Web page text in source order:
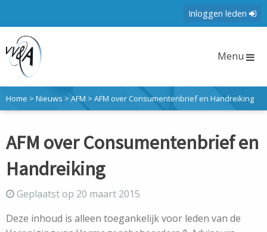
Inloggen leden
Menu
Home > Nieuws > AFM > AFM over Consumentenbrief en Handreiking
AFM over Consumentenbrief en
Handreiking
Geplaatst op 20 maart 2015
Deze inhoud is alleen toegankelijk voor leden van de